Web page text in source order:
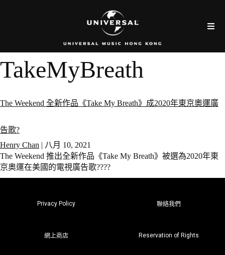
TakeMyBreath
The Weekend 全新作品《Take My Breath》成2020年東京奧運廣
告歌?
Henry Chan | 八月 10, 2021
The Weekend 推出全新作品《Take My Breath》被選為2020年東
京奧運在美國的電視廣告歌????
Privacy Policy 聯絡我們
網上商店 Reservation of Rights